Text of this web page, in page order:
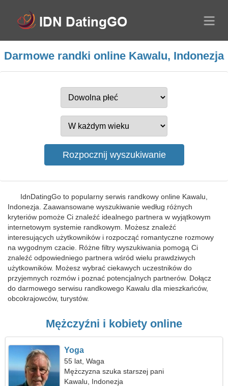
Darmowe randki online Kawalu, Indonezja
IdnDatingGo to popularny serwis randkowy online Kawalu,
Indonezja. Zaawansowane wyszukiwanie według różnych
kryteriów pomoże Ci znaleźć idealnego partnera w wyjątkowym
internetowym systemie randkowym. Możesz znaleźć
interesujących użytkowników i rozpocząć romantyczne rozmowy
na wygodnym czacie. Różne filtry wyszukiwania pomogą Ci
znaleźć odpowiedniego partnera wśród wielu prawdziwych
użytkowników. Możesz wybrać ciekawych uczestników do
przyjemnych rozmów i poznać potencjalnych partnerów. Dołącz
do darmowego serwisu randkowego Kawalu dla mieszkańców,
obcokrajowców, turystów.
Mężczyźni i kobiety online
Yoga
55 lat, Waga
Mężczyzna szuka starszej pani
Kawalu, Indonezja